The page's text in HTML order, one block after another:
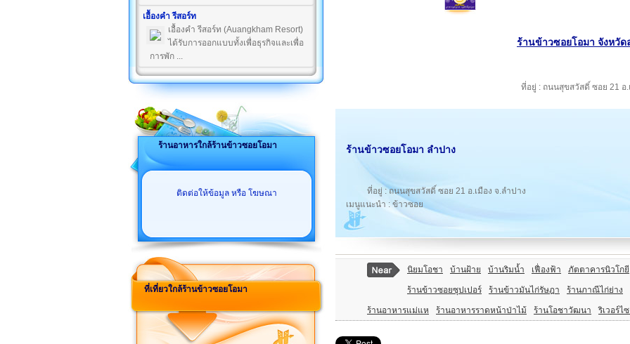
เอื้องคำ รีสอร์ท
เอื้องคำ รีสอร์ท (Auangkham Resort)
ได้รับการออกแบบทั้งเพื่อธุรกิจและเพื่อ
การพัก ...
ร้านอาหารใกล้ร้านข้าวซอยโอมา
ติดต่อให้ข้อมูล หรือ โฆษณา
ที่เที่ยวใกล้ร้านข้าวซอยโอมา
ร้านข้าวซอยโอมา จังหวัด
ที่อยู่ : ถนนสุขสวัสดิ์ ซอย 21 อ.
ร้านข้าวซอยโอมา ลําปาง
ที่อยู่ : ถนนสุขสวัสดิ์ ซอย 21 อ.เมือง จ.ลำปาง
เมนูแนะนำ : ข้าวซอย
นิยมโอชา บ้านฝ้าย บ้านริมน้ำ เฟื่องฟ้า ภัตตาคารนิวโกยี
ร้านข้าวซอยซุปเปอร์ ร้านข้าวมันไก่รัษฎา ร้านภาณีไก่ย่าง
ร้านอาหารแม่แห ร้านอาหารราดหน้าป่าไม้ ร้านโอชาวัฒนา ริเวอร์ไ